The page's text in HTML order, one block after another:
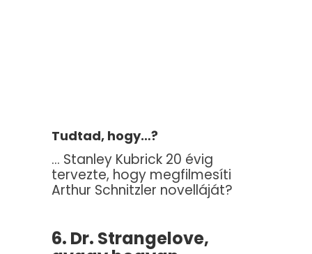
Tudtad, hogy…?
… Stanley Kubrick 20 évig
tervezte, hogy megfilmesíti
Arthur Schnitzler novelláját?
6. Dr. Strangelove,